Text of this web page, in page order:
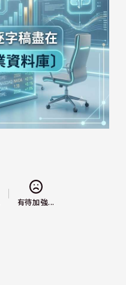
有待加強...